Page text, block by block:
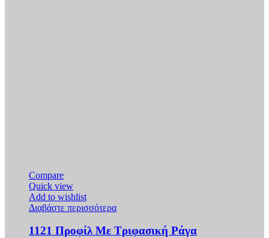
Compare
Quick view
Add to wishlist
Διαβάστε περισσότερα
1121 Προφίλ Με Τριφασική Ράγα